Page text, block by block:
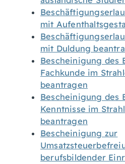
mit
mit Duldung
Bescheinigung des
Fachkunde im
beantragen
Bescheinigung des
Kenntnisse im
beantragen
Bescheinigung zur
berufsbildender